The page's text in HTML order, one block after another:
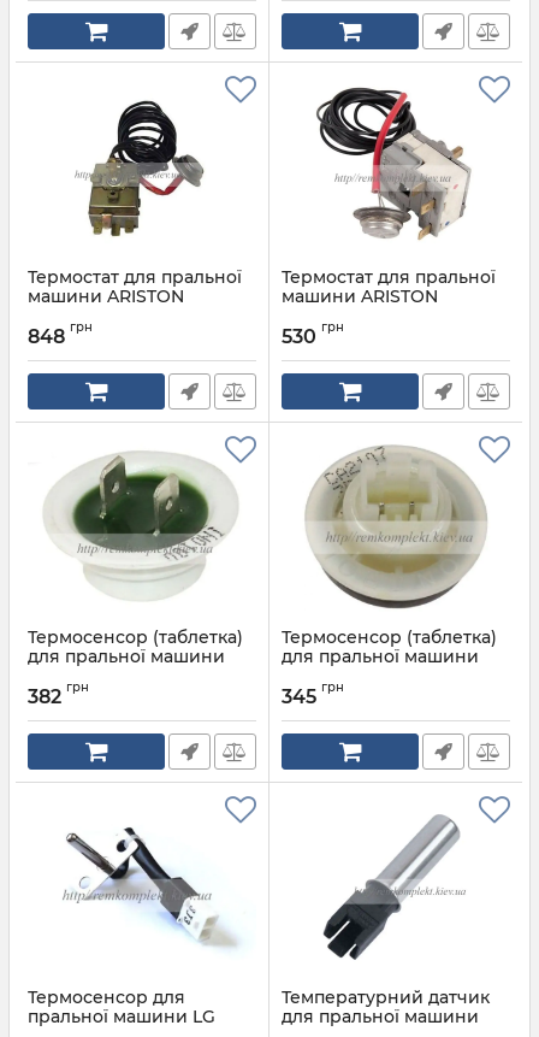
Термостат для пральної
машини ARISTON
Артикул:
848 грн
Термостат для пральної
машини ARISTON
Артикул:
530 грн
Термосенсор (таблетка)
для пральної машини
C00053573
Артикул: C00053573
382 грн
Термосенсор (таблетка)
для пральної машини
Артикул:
345 грн
Термосенсор для
пральної машини LG
Температурний датчик
для пральної машини